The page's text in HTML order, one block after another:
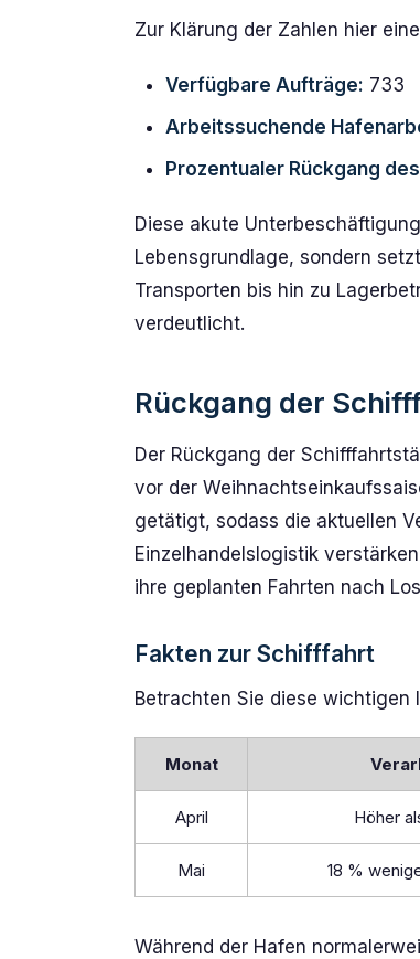
Zur Klärung der Zahlen hier
Verfügbare Aufträge: 733
Arbeitssuchende
Prozentualer Rückgang
Diese akute
Lebensgrundlage, sondern
Transporten bis hin zu
verdeutlicht.
Rückgang der
Der Rückgang der
vor der
getätigt, sodass die aktuellen
Einzelhandelslogistik
ihre geplanten Fahrten nach
Fakten zur Schifffahrt
Betrachten Sie diese wichtigen
Monat
April Höher
Mai 18 %
Während der Hafen